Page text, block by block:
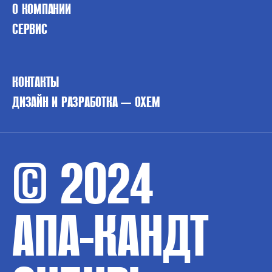
О КОМПАНИИ
СЕРВИС
КОНТАКТЫ
ДИЗАЙН И РАЗРАБОТКА — OXEM
© 2024
АПА-КАНДТ